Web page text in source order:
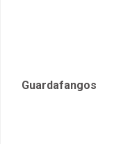
Guardafangos